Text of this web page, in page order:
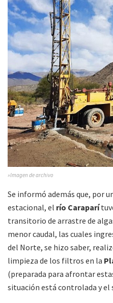
»Imagen de archivo
Se informó además que, por
estacional, el río Caraparí
transitorio de arrastre de
menor caudal, las cuales
del Norte, se hizo saber,
limpieza de los filtros en la
(preparada para afrontar
situación está controlada y el